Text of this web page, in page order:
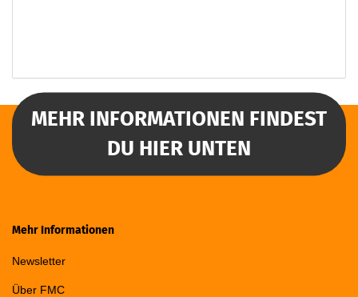
MEHR INFORMATIONEN FINDEST
DU HIER UNTEN
Mehr Informationen
Newsletter
Über FMC